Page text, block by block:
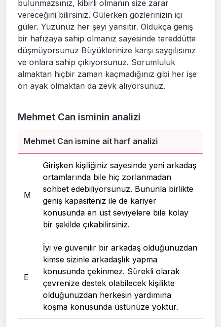
bulunmazsınız, kibirli olmanın size zarar
vereceğini bilirsiniz. Gülerken gözlerinizin içi
güler. Yüzünüz her şeyi yansıtır. Oldukça geniş
bir hafızaya sahip olmanız sayesinde tereddütte
düşmüyorsunuz Büyüklerinize karşı saygılısınız
ve onlara sahip çıkıyorsunuz. Sorumluluk
almaktan hiçbir zaman kaçmadığınız gibi her işe
ön ayak olmaktan da zevk alıyorsunuz.
Mehmet Can isminin analizi
Mehmet Can ismine ait harf analizi
M
Girişken kişiliğiniz sayesinde yeni arkadaş
ortamlarında bile hiç zorlanmadan
sohbet edebiliyorsunuz. Bununla birlikte
geniş kapasiteniz ile de kariyer
konusunda en üst seviyelere bile kolay
bir şekilde çıkabilirsiniz.
E
İyi ve güvenilir bir arkadaş olduğunuzdan
kimse sizinle arkadaşlık yapma
konusunda çekinmez. Sürekli olarak
çevrenize destek olabilecek kişilikte
olduğunuzdan herkesin yardımına
koşma konusunda üstünüze yoktur.